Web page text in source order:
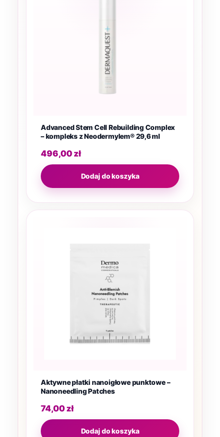
Advanced Stem Cell Rebuilding Complex
– kompleks z Neodermylem® 29,6 ml
496,00 zł
Dodaj do koszyka
Aktywne płatki nanoigłowe punktowe –
Nanoneedling Patches
74,00 zł
Dodaj do koszyka